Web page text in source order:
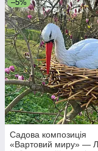
–5%
Садова композиція
«Вартовий миру» —